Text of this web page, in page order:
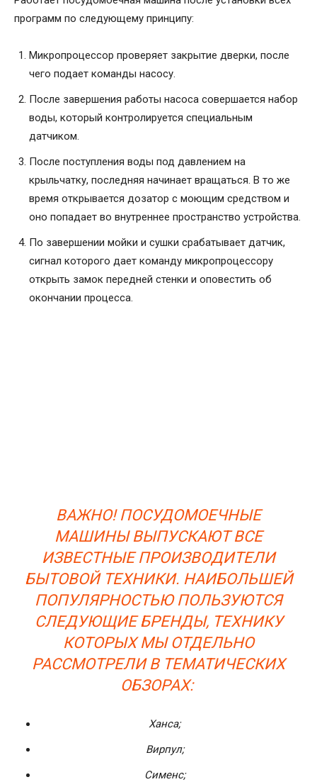
программ по следующему принципу:
Микропроцессор проверяет закрытие дверки, после
чего подает команды насосу.
После завершения работы насоса совершается набор
воды, который контролируется специальным
датчиком.
После поступления воды под давлением на
крыльчатку, последняя начинает вращаться. В то же
время открывается дозатор с моющим средством и
оно попадает во внутреннее пространство устройства.
По завершении мойки и сушки срабатывает датчик,
сигнал которого дает команду микропроцессору
открыть замок передней стенки и оповестить об
окончании процесса.
ВАЖНО! ПОСУДОМОЕЧНЫЕ
МАШИНЫ ВЫПУСКАЮТ ВСЕ
ИЗВЕСТНЫЕ ПРОИЗВОДИТЕЛИ
БЫТОВОЙ ТЕХНИКИ. НАИБОЛЬШЕЙ
ПОПУЛЯРНОСТЬЮ ПОЛЬЗУЮТСЯ
СЛЕДУЮЩИЕ БРЕНДЫ, ТЕХНИКУ
КОТОРЫХ МЫ ОТДЕЛЬНО
РАССМОТРЕЛИ В ТЕМАТИЧЕСКИХ
ОБЗОРАХ:
Ханса;
Вирпул;
Сименс;